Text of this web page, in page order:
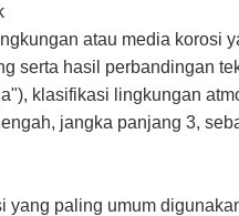
atau media
serta hasil perbandingan
klasifikasi lingkungan
jangka panjang 3,
paling umum